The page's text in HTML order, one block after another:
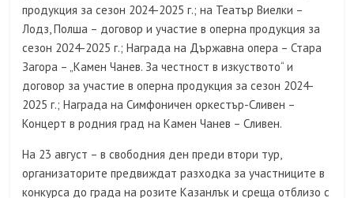
продукция за сезон 2024-2025 г.; на Театър Виелки –
Лодз, Полша – договор и участие в оперна продукция за
сезон 2024-2025 г.; Награда на Държавна опера – Стара
Загора – „Камен Чанев. За честност в изкуството“ и
договор за участие в оперна продукция за сезон 2024-
2025 г.; Награда на Симфоничен оркестър-Сливен –
Концерт в родния град на Камен Чанев – Сливен.
На 23 август – в свободния ден преди втори тур,
организаторите предвиждат разходка за участниците в
конкурса до града на розите Казанлък и среща отблизо с